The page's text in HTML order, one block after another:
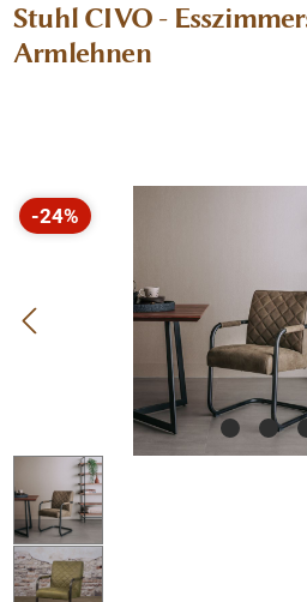
Stuhl CIVO -
Armlehnen
Bildergalerie überspringen
-24%
Rabatt